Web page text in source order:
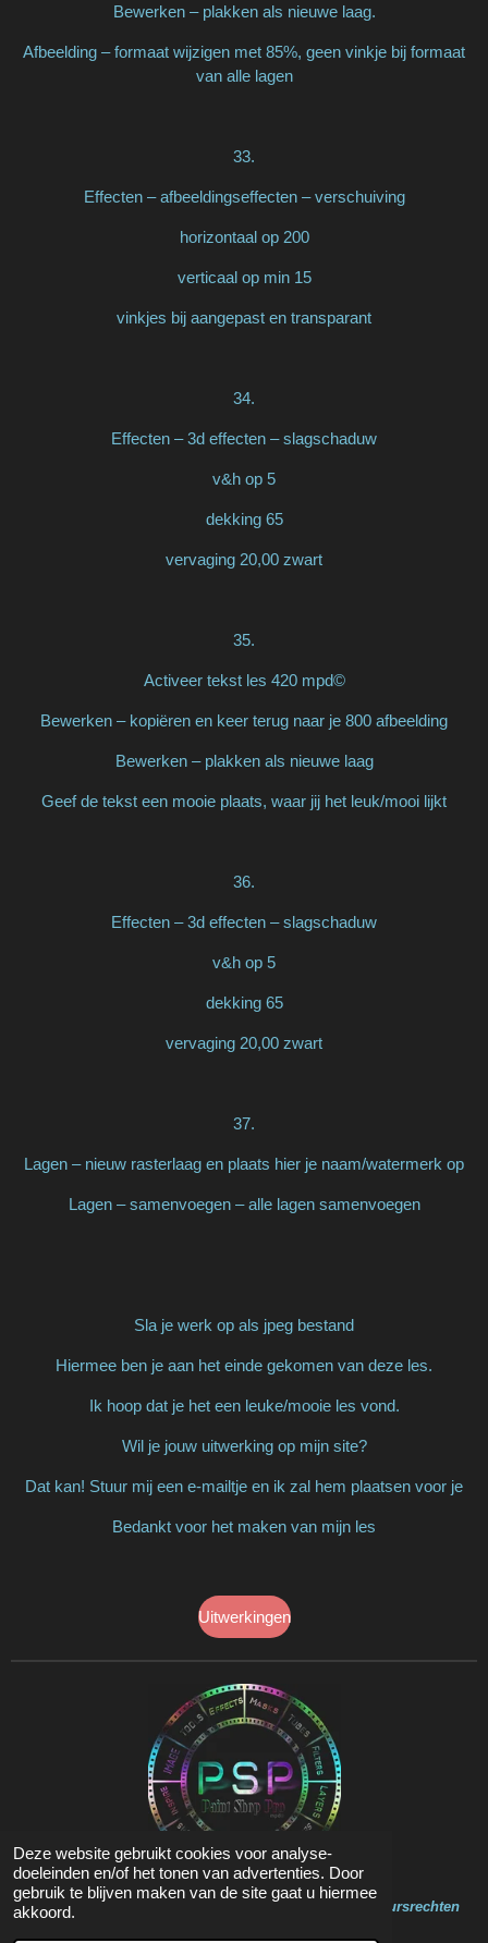
Deze website gebruikt cookies voor analyse-
doeleinden en/of het tonen van advertenties. Door
gebruik te blijven maken van de site gaat u hiermee
akkoord.
Bewerken – plakken als nieuwe laag.
Afbeelding – formaat wijzigen met 85%, geen vinkje bij formaat
van alle lagen
33.
Effecten – afbeeldingseffecten – verschuiving
horizontaal op 200
verticaal op min 15
vinkjes bij aangepast en transparant
34.
Effecten – 3d effecten – slagschaduw
v&h op 5
dekking 65
vervaging 20,00 zwart
35.
Activeer tekst les 420 mpd©
Bewerken – kopiëren en keer terug naar je 800 afbeelding
Bewerken – plakken als nieuwe laag
Geef de tekst een mooie plaats, waar jij het leuk/mooi lijkt
36.
Effecten – 3d effecten – slagschaduw
v&h op 5
dekking 65
vervaging 20,00 zwart
37.
Lagen – nieuw rasterlaag en plaats hier je naam/watermerk op
Lagen – samenvoegen – alle lagen samenvoegen
Sla je werk op als jpeg bestand
Hiermee ben je aan het einde gekomen van deze les.
Ik hoop dat je het een leuke/mooie les vond.
Wil je jouw uitwerking op mijn site?
Dat kan! Stuur mij een e-mailtje en ik zal hem plaatsen voor je
Bedankt voor het maken van mijn les
Uitwerkingen
Op de inhoud van deze website zit Copyright en Auteursrechten